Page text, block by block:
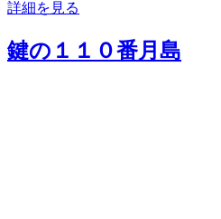
詳細を見る
鍵の１１０番月島